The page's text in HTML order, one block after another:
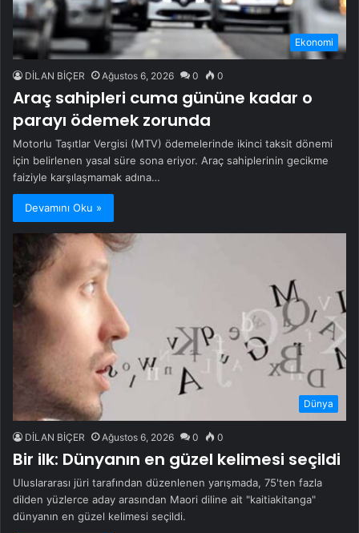
Ekonomi
DİLAN BİÇER Ağustos 6, 2026 0 0
Araç sahipleri cuma gününe kadar o
parayı ödemek zorunda
Motorlu Taşıtlar Vergisi (MTV) ödemelerinde ikinci taksit dönemi
için belirlenen yasal süre sona eriyor. Araç sahiplerinin gecikme
faiziyle karşılaşmamak adına…
Devamını Oku »
Dünya
DİLAN BİÇER Ağustos 6, 2026 0 0
Bir ilk: Dünyanın en güzel kelimesi seçildi
Uluslararası jüri tarafından düzenlenen yarışmada, 75'ten fazla
dilden yüzlerce aday arasından Maori diline ait "kaitiakitanga"
dünyanın en güzel kelimesi seçildi.